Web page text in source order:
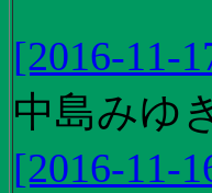
[2016-11-
中島みゆ
[2016-11-